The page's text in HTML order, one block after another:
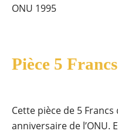
ONU 1995
Pièce 5
Cette pièce de 5
anniversaire de l’ONU.